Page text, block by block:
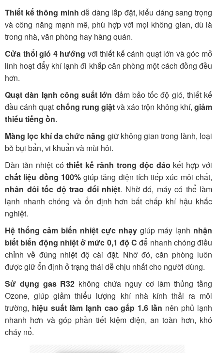
Thiết kế thông minh dễ dàng lắp đặt, kiểu dáng sang trọng
và công năng mạnh mẽ, phù hợp với mọi không gian, dù là
trong nhà, văn phòng hay hàng quán.
Cửa thổi gió 4 hướng với thiết kế cánh quạt lớn và góc mở
linh hoạt đẩy khí lạnh đi khắp căn phòng một cách đồng đều
hơn.
Quạt dàn lạnh công suất lớn đảm bảo tốc độ gió, thiết kế
đầu cánh quạt chống rung giậtvà xáo trộn không khí,giảm
thiểu tiếng ồn.
Màng lọc khí đa chức năng giữ không gian trong lành, loại
bỏ bụi bẩn, vi khuẩn và mùi hôi.
Dàn tản nhiệt cóthiết kế rãnh trong độc đáo kết hợp với
chất liệu đồng 100%giúp tăng diện tích tiếp xúc môi chất,
nhân đôi tốc độ trao đổi nhiệt. Nhờ đó, máy có thể làm
lạnh nhanh chóng và ổn định hơn bất chấp khí hậu khắc
nghiệt.
Hệ thống cảm biến nhiệt cực nhạy giúp máy lạnh nhận
biết biến động nhiệt ở mức 0,1 độ C để nhanh chóng điều
chỉnh về đúng nhiệt độ cài đặt. Nhờ đó, căn phòng luôn
được giữ ổn định ở trạng thái dễ chịu nhất cho người dùng.
Sử dụng gas R32 không chứa nguy cơ làm thủng tầng
Ozone, giúp giảm thiểu lượng khí nhà kính thải ra môi
trường, hiệu suất làm lạnh cao gấp 1.6 lần nên phủ lạnh
nhanh hơn và góp phần tiết kiệm điện, an toàn hơn, khó
cháy nổ.